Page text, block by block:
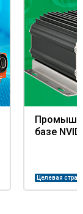
базе
Целевая